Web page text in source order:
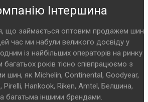
Інтершина
що займається оптовим продажем шин
час ми набули великого досвіду у
із найбільших операторів на ринку
багатьох років тісно співпрацюємо з
шин, як Michelin, Continental, Goodyear,
Pirelli, Hankook, Riken, Amtel, Белшина,
багатьма іншими брендами.